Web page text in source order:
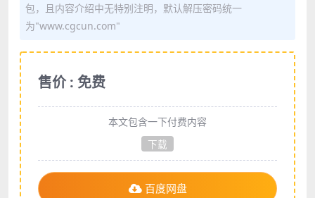
包，且内容介绍中无特别注明，默认解压密码统一
为"www.cgcun.com"
售价 : 免费
本文包含一下付费内容
下载
百度网盘